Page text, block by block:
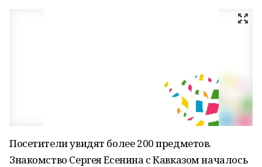
Посетители увидят более 200 предметов.
Знакомство Сергея Есенина с Кавказом началось